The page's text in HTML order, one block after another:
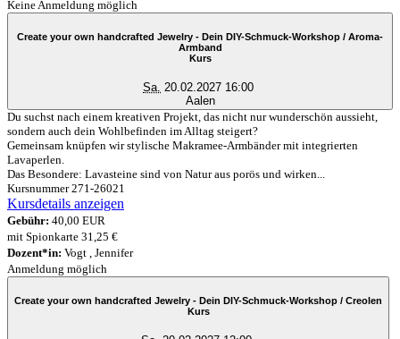
Keine Anmeldung möglich
Create your own handcrafted Jewelry - Dein DIY-Schmuck-Workshop / Aroma-
Armband
Kurs
Sa. 20.02.2027 16:00
Aalen
Du suchst nach einem kreativen Projekt, das nicht nur wunderschön aussieht,
sondern auch dein Wohlbefinden im Alltag steigert?
Gemeinsam knüpfen wir stylische Makramee-Armbänder mit integrierten
Lavaperlen.
Das Besondere: Lavasteine sind von Natur aus porös und wirken...
Kursnummer 271-26021
Kursdetails anzeigen
Gebühr: 40,00 EUR
mit Spionkarte 31,25 €
Dozent*in: Vogt , Jennifer
Anmeldung möglich
Create your own handcrafted Jewelry - Dein DIY-Schmuck-Workshop / Creolen
Kurs